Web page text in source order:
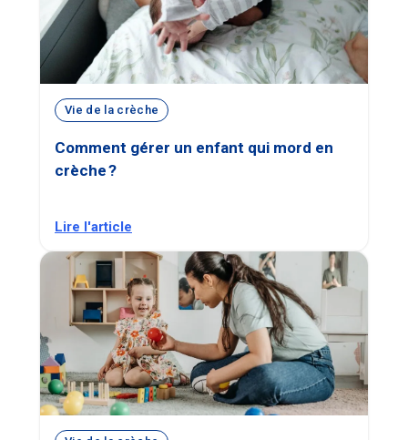
Vie de la crèche
Comment gérer un enfant qui mord en
crèche ?
Lire l'article